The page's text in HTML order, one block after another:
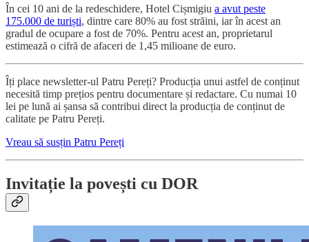
În cei 10 ani de la redeschidere, Hotel Cișmigiu a avut peste
175.000 de turiști, dintre care 80% au fost străini, iar în acest an
gradul de ocupare a fost de 70%. Pentru acest an, proprietarul
estimează o cifră de afaceri de 1,45 milioane de euro.
Îți place newsletter-ul Patru Pereți? Producția unui astfel de conținut
necesită timp prețios pentru documentare și redactare. Cu numai 10
lei pe lună ai șansa să contribui direct la producția de conținut de
calitate pe Patru Pereți.
Vreau să susțin Patru Pereți
Invitație la povești cu DOR